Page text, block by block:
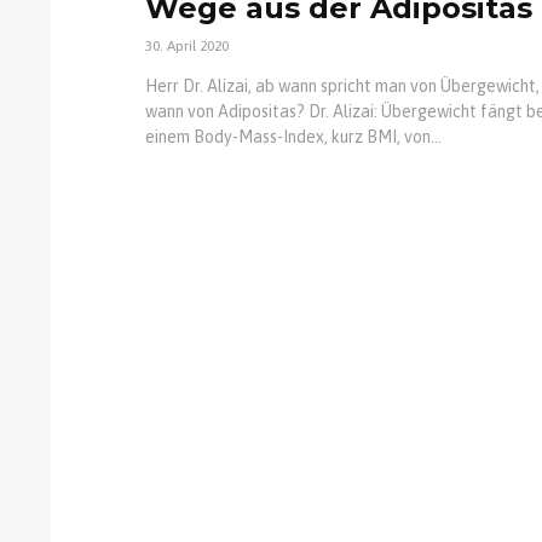
Wege aus der Adipositas
30. April 2020
Herr Dr. Alizai, ab wann spricht man von
wann von Adipositas? Dr. Alizai: Übergewicht fängt
einem Body-Mass-Index, kurz BMI, von...